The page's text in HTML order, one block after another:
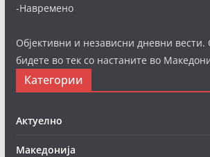
-Навремено
Објективни и независни дневни вести.
бидете во тек со настаните во
Категории
Актуелно
Македонија